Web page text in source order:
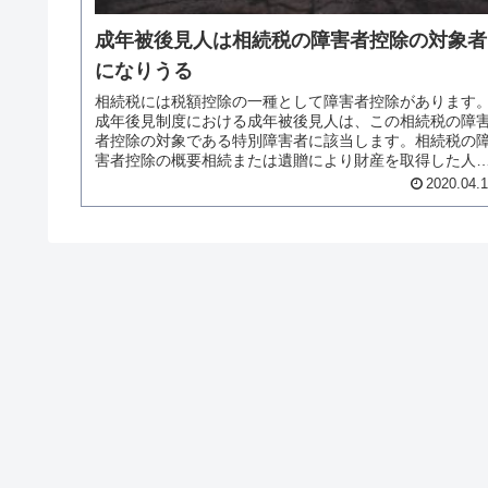
成年被後見人は相続税の障害者控除の対象者
になりうる
相続税には税額控除の一種として障害者控除があります。
成年後見制度における成年被後見人は、この相続税の障
者控除の対象である特別障害者に該当します。相続税の
害者控除の概要相続または遺贈により財産を取得した人